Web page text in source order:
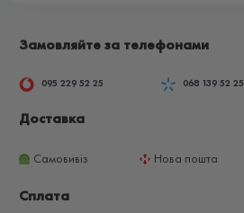
Замовляйте за телефонами
095 229 52 25 068 139 52 25
Доставка
Самовивіз Нова пошта
Сплата